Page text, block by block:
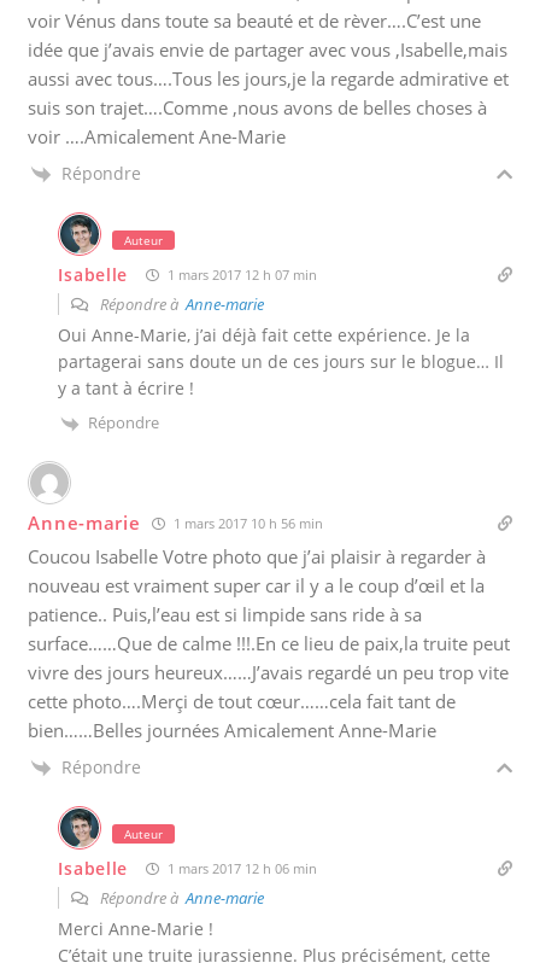
voir Vénus dans toute sa beauté et de rèver….C’est une
idée que j’avais envie de partager avec vous ,Isabelle,mais
aussi avec tous….Tous les jours,je la regarde admirative et
suis son trajet….Comme ,nous avons de belles choses à
voir ….Amicalement Ane-Marie
Répondre
Auteur
Isabelle 1 mars 2017 12 h 07 min
Répondre àAnne-marie
Oui Anne-Marie, j’ai déjà fait cette expérience. Je la
partagerai sans doute un de ces jours sur le blogue… Il
y a tant à écrire !
Répondre
Anne-marie 1 mars 2017 10 h 56 min
Coucou Isabelle Votre photo que j’ai plaisir à regarder à
nouveau est vraiment super car il y a le coup d’œil et la
patience.. Puis,l’eau est si limpide sans ride à sa
surface……Que de calme !!!.En ce lieu de paix,la truite peut
vivre des jours heureux……J’avais regardé un peu trop vite
cette photo….Merçi de tout cœur……cela fait tant de
bien……Belles journées Amicalement Anne-Marie
Répondre
Auteur
Isabelle 1 mars 2017 12 h 06 min
Répondre àAnne-marie
Merci Anne-Marie !
C’était une truite jurassienne. Plus précisément, cette